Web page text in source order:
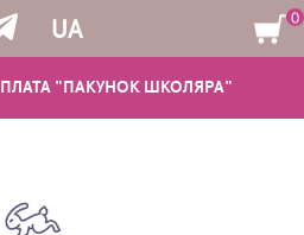
"ПАКУНОК ШКОЛЯРА"
UA 0